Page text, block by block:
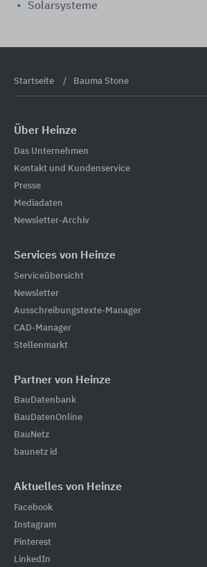
Solarsysteme
Startseite Bauma Stone
Über Heinze
Das Unternehmen
Kontakt und Kundenservice
Presse
Mediadaten
Newsletter-Archiv
Services von Heinze
Serviceübersicht
Newsletter
Ausschreibungstexte-Manager
CAD-Manager
Stellenmarkt
Partner von Heinze
BauDatenbank
BauDatenOnline
BauNetz
baunetz id
Aktuelles von Heinze
Facebook
Instagram
Pinterest
LinkedIn